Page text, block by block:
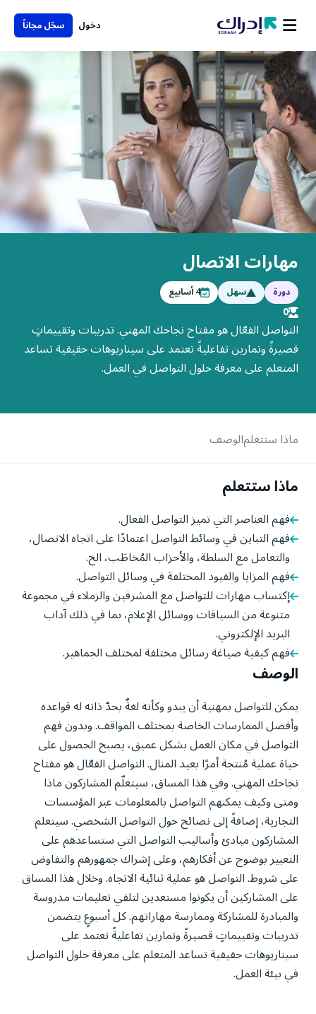
دخول سجّل مجاناً
مهارات الاتصال
دورة سهل 4أسابيع
0
التواصل الفعّال هو مفتاح نجاحك المهني. تدريبات وتقييماتٍ
قصيرةً وتمارين تفاعليةً تعتمد على سيناريوهات حقيقية تساعد
المتعلم على معرفة حلول التواصل في العمل.
ماذا ستتعلمالوصف
ماذا ستتعلم
فهم العناصر التي تميز التواصل الفعال.
فهم التباين في وسائط التواصل اعتمادًا على اتجاه الاتصال،
والتعامل مع السلطة، والأحزاب المُخاطَب، الخ.
فهم المزايا والقيود المختلفة في وسائل التواصل.
إكتساب مهارات للتواصل مع المشرفين والزملاء في مجموعة
متنوعة من السياقات ووسائل الإعلام، بما في ذلك آداب
البريد الإلكتروني.
فهم كيفية صياغة رسائل مختلفة لمختلف الجماهير.
الوصف
يمكن للتواصل بمهنية أن يبدو وكأنه لغةٌ بحدّ ذاته له قواعده
وأفضل الممارسات الخاصة بمختلف المواقف. وبدون فهم
التواصل في مكان العمل بشكل عميق، يصبح الحصول على
حياة عملية مُنتجة أمرًا بعيد المنال. التواصل الفعّال هو مفتاح
نجاحك المهني. وفي هذا المساق، سيتعلّم المشاركون ماذا
ومتى وكيف يمكنهم التواصل بالمعلومات عبر المؤسسات
التجارية، إضافةً إلى نصائح حول التواصل الشخصي. سيتعلم
المشاركون مبادئ وأساليب التواصل التي ستساعدهم على
التعبير بوضوح عن أفكارهم، وعلى إشراك جمهورهم والتفاوض
على شروط. التواصل هو عملية ثنائية الاتجاه. وخلال هذا المساق
على المشاركين أن يكونوا مستعدين لتلقي تعليمات مدروسة
والمبادرة للمشاركة وممارسة مهاراتهم. كل أسبوعٍ يتضمن
تدريبات وتقييماتٍ قصيرةً وتمارين تفاعليةً تعتمد على
سيناريوهات حقيقية تساعد المتعلم على معرفة حلول التواصل
في بيئة العمل.